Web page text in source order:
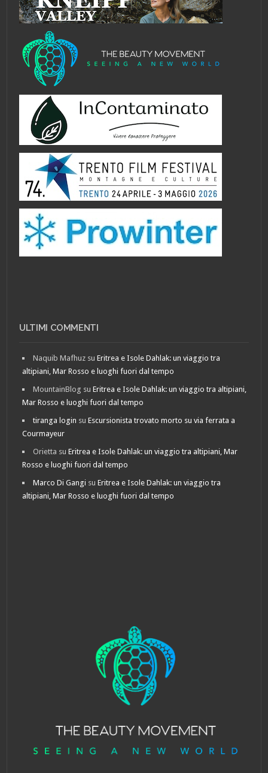
ULTIMI COMMENTI
Naquib Mafhuz suEritrea e Isole Dahlak: un viaggio tra
altipiani, Mar Rosso e luoghi fuori dal tempo
MountainBlog suEritrea e Isole Dahlak: un viaggio tra altipiani,
Mar Rosso e luoghi fuori dal tempo
tiranga login suEscursionista trovato morto su via ferrata a
Courmayeur
Orietta suEritrea e Isole Dahlak: un viaggio tra altipiani, Mar
Rosso e luoghi fuori dal tempo
Marco Di Gangi suEritrea e Isole Dahlak: un viaggio tra
altipiani, Mar Rosso e luoghi fuori dal tempo